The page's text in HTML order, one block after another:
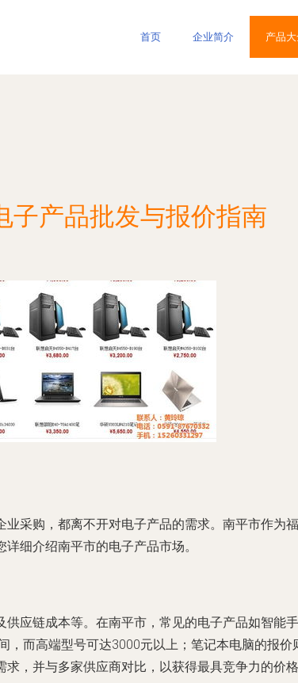
首页 企业简介 产品
子产品批发与报价指南
采购，都离不开对电子产品的需求。南平市作为
细介绍南平市的电子产品市场。
应链成本等。在南平市，常见的电子产品如智能
而高端型号可达3000元以上；笔记本电脑的报
，并与多家供应商对比，以获得最具竞争力的价格